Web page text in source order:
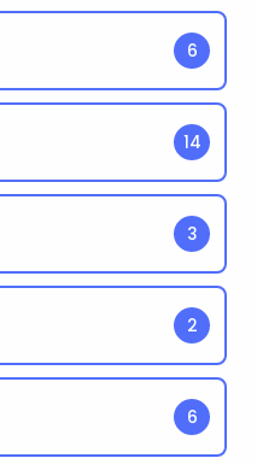
6
14
3
2
6